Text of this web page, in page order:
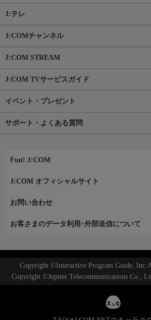
J:テレ
J:COMチャンネル
J:COM STREAM
J:COM TVサービスガイド
イベント・プレゼント
サポート・よくある質問
Fun! J:COM
J:COM オフィシャルサイト
お問い合わせ
お客さまのデータ利用･外部送信について
Copyright ©Interactive Program Guide,
Copyright ©Jupiter Telecommunications Co.,